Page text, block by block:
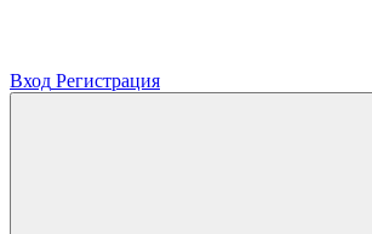
Вход Регистрация